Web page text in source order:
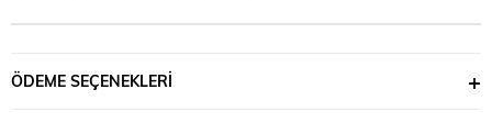
ÖDEME SEÇENEKLERI